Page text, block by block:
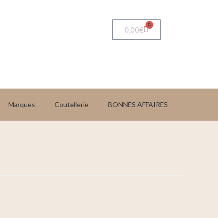
0,00€
0
Marques Coutellerie BONNES AFFAIRES